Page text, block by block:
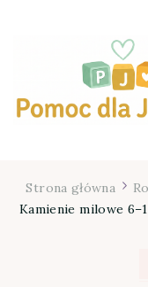
Strona główna
Kamienie milowe